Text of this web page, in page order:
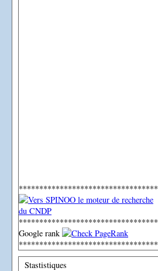
**********************************
**********************************
Google rank
**********************************
Stastistiques